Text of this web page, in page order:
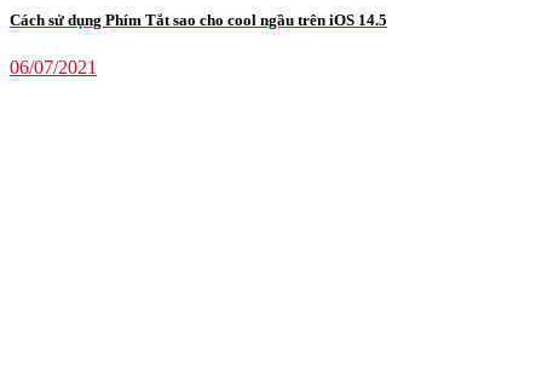
Cách sử dụng Phím Tắt sao cho cool ngầu trên iOS 14.5
06/07/2021